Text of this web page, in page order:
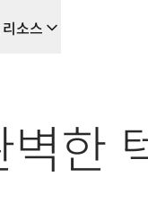
한 새로운 AI 기반 워
끝까지 자동화하는
Voice API
리소스
한